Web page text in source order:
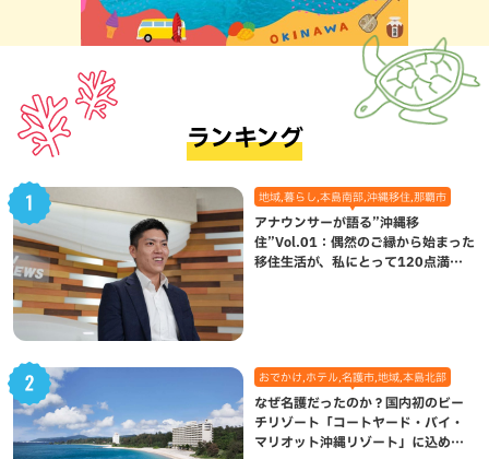
ランキング
地域,暮らし,本島南部,沖縄移住,那覇市
アナウンサーが語る”沖縄移
住”Vol.01：偶然のご縁から始まった
移住生活が、私にとって120点満点
おでかけ,ホテル,名護市,地域,本島北部
なぜ名護だったのか？国内初のビー
チリゾート「コートヤード・バイ・
マリオット沖縄リゾート」に込めら